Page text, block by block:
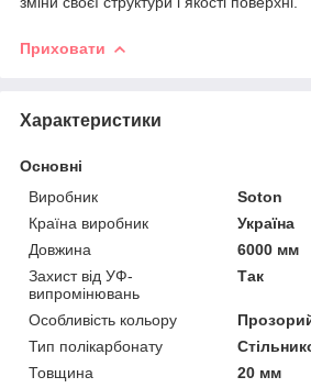
Приховати
Характеристики
Основні
Виробник
Soton
Країна виробник
Україна
Довжина
6000 мм
Захист від УФ-
випромінювань
Так
Особливість кольору
Тип полікарбонату
Товщина
20 мм